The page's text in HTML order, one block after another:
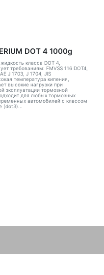
DOT 4 1000g
класса DOT 4,
требованиям: FMVSS 116 DOT4,
J 1703, J 1704, JIS
температура кипения,
высокие нагрузки при
эксплуатации тормозной
для любых тормозных
автомобилей с классом
(dot3)...